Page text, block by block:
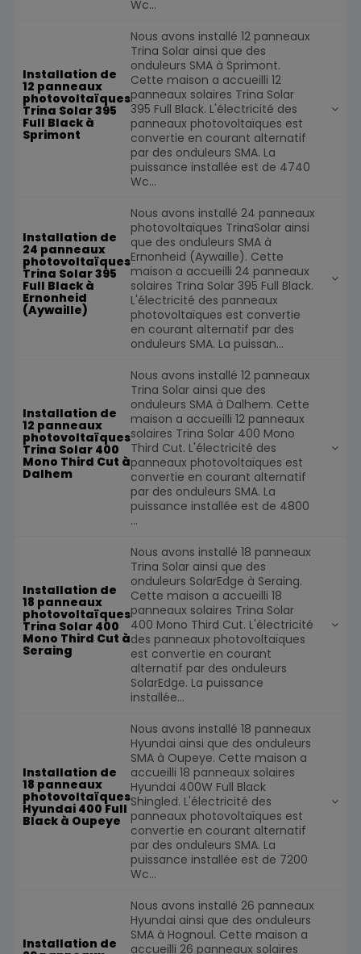
Wc...
Installation de
12 panneaux
photovoltaïques
Trina Solar 395
Full Black à
Sprimont
Nous avons installé 12 panneaux
Trina Solar ainsi que des
onduleurs SMA à Sprimont.
Cette maison a accueilli 12
panneaux solaires Trina Solar
395 Full Black. L'électricité des
panneaux photovoltaïques est
convertie en courant alternatif
par des onduleurs SMA. La
puissance installée est de 4740
Wc...
Installation de
24 panneaux
photovoltaïques
Trina Solar 395
Full Black à
Ernonheid
(Aywaille)
Nous avons installé 24 panneaux
photovoltaïques TrinaSolar ainsi
que des onduleurs SMA à
Ernonheid (Aywaille). Cette
maison a accueilli 24 panneaux
solaires Trina Solar 395 Full Black.
L'électricité des panneaux
photovoltaïques est convertie
en courant alternatif par des
onduleurs SMA. La puissan...
Installation de
12 panneaux
photovoltaïques
Trina Solar 400
Mono Third Cut à
Dalhem
Nous avons installé 12 panneaux
Trina Solar ainsi que des
onduleurs SMA à Dalhem. Cette
maison a accueilli 12 panneaux
solaires Trina Solar 400 Mono
Third Cut. L'électricité des
panneaux photovoltaïques est
convertie en courant alternatif
par des onduleurs SMA. La
puissance installée est de 4800
...
Installation de
18 panneaux
photovoltaïques
Trina Solar 400
Mono Third Cut à
Seraing
Nous avons installé 18 panneaux
Trina Solar ainsi que des
onduleurs SolarEdge à Seraing.
Cette maison a accueilli 18
panneaux solaires Trina Solar
400 Mono Third Cut. L'électricité
des panneaux photovoltaïques
est convertie en courant
alternatif par des onduleurs
SolarEdge. La puissance
installée...
Installation de
18 panneaux
photovoltaïques
Hyundai 400 Full
Black à Oupeye
Nous avons installé 18 panneaux
Hyundai ainsi que des onduleurs
SMA à Oupeye. Cette maison a
accueilli 18 panneaux solaires
Hyundai 400W Full Black
Shingled. L'électricité des
panneaux photovoltaïques est
convertie en courant alternatif
par des onduleurs SMA. La
puissance installée est de 7200
Wc...
Installation de
Nous avons installé 26 panneaux
Hyundai ainsi que des onduleurs
SMA à Hognoul. Cette maison a
accueilli 26 panneaux solaires